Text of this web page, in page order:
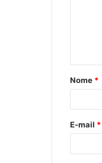
á
r
*
Nome *
E-mail *